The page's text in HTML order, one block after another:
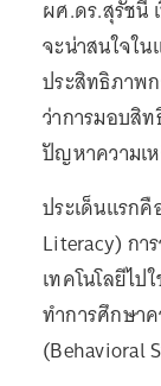
ผศ.ดร.สุรัชนี
จะน่าสนใจใน
ประสิทธิภาพ
ว่าการมอบสิ
ปัญหาความเ
ประเด็นแรก
Literacy) กา
เทคโนโลยีไ
ทำการศึกษา
(Behavioral